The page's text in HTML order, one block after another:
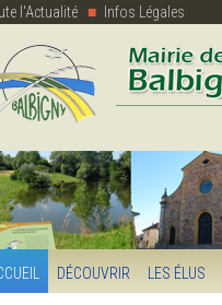
l'Actualité Infos Légales
DÉCOUVRIR LES ÉLUS